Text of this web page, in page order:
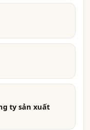
ty sản xuất